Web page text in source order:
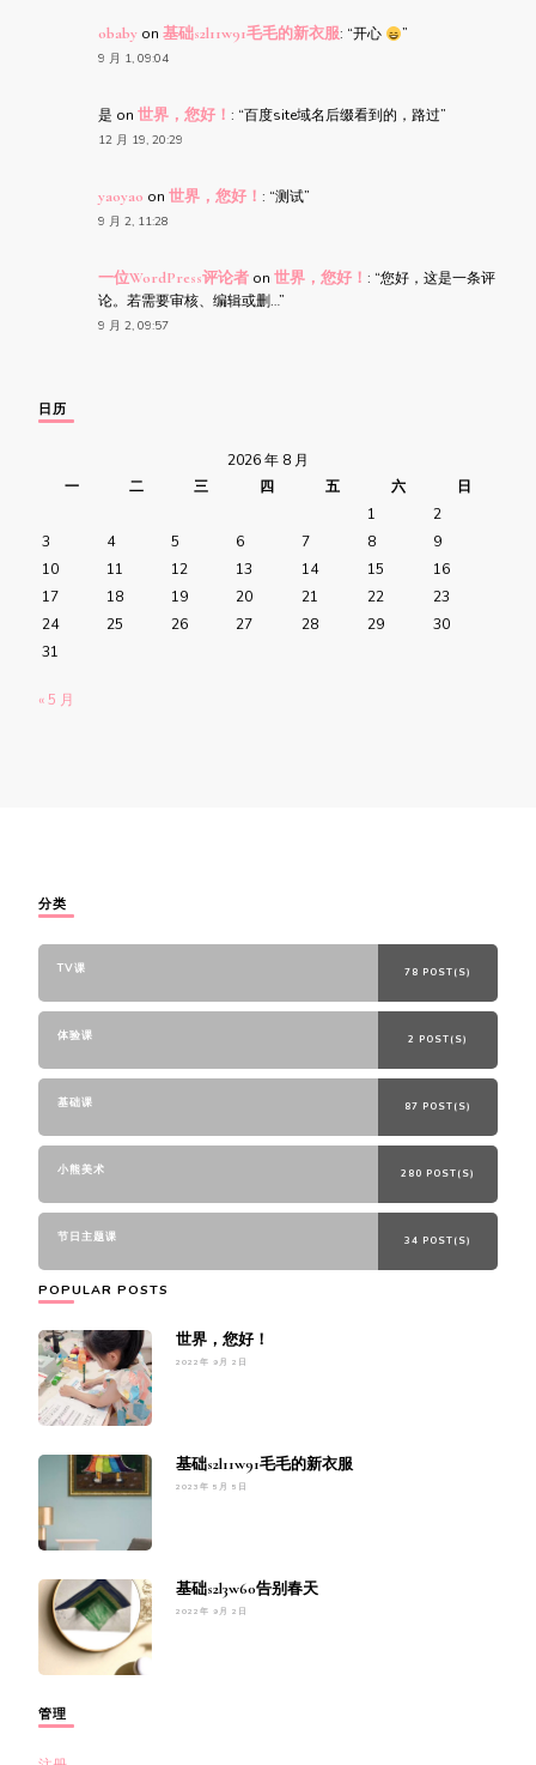
obaby on 基础s2l11w91毛毛的新衣服: “开心 ”
9 月 1, 09:04
是 on 世界，您好！ : “百度site域名后缀看到的，路过”
12 月 19, 20:29
yaoyao on 世界，您好！ : “测试”
9 月 2, 11:28
一位WordPress评论者 on 世界，您好！ : “您好，这是一条评
论。若需要审核、编辑或删…”
9 月 2, 09:57
日历
2026 年 8 月
一
二 三 四 五 六
日
1
2
3
4 5 6 7 8
9
10
11 12 13 14 15
16
17
18 19 20 21 22
23
24
25 26 27 28 29
30
31
« 5 月
分类
TV课 78 POST(S)
体验课 2 POST(S)
基础课 87 POST(S)
小熊美术 280 POST(S)
节日主题课 34 POST(S)
POPULAR POSTS
世界，您好！
2022年 9月 2日
基础s2l11w91毛毛的新衣服
2023年 5月 5日
基础s2l3w60告别春天
2022年 9月 2日
管理